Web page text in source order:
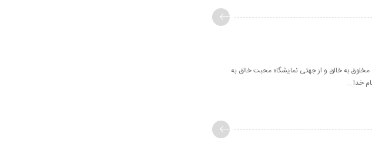
به خالق و از جهتی نمایشگاه محبت خالق به
خدا ...